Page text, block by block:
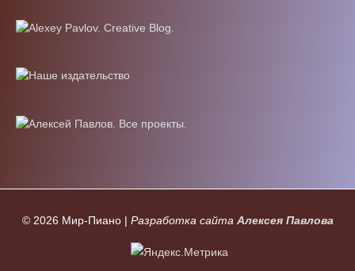
© 2026 Мир-Пиано| Разработка сайта Алексея Павлова